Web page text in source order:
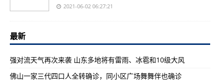
2021-06-02 06:27:21
最新
强对流天气再次来袭 山东多地将有雷雨、冰雹和10级大风
佛山一家三代四口人全转确诊，同小区广场舞舞伴也确诊